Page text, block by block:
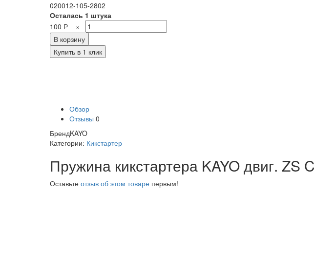
020012-105-2802
Осталась 1 штука
100 Р ×
Обзор
Отзывы 0
БрендKAYO
Категории: Кикстартер
Пружина кикстартера KAYO двиг.
Оставьте отзыв об этом товаре первым!